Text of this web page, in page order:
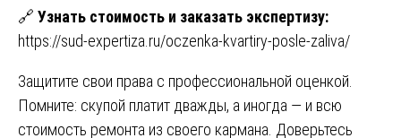
🔗 Узнать стоимость и заказать экспертизу:
https://sud-expertiza.ru/oczenka-kvartiry-posle-zaliva/
Защитите свои права с профессиональной оценкой.
Помните: скупой платит дважды, а иногда — и всю
стоимость ремонта из своего кармана. Доверьтесь